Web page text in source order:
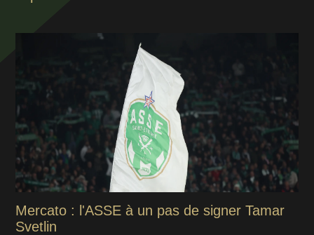
Mercato : l'ASSE à un pas de signer Tamar
Svetlin